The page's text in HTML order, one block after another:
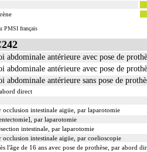
PMSI français
abdominale antérieure avec pose de
antérieure avec pose de
antérieure sans pose de
direct
occlusion intestinale aigüe, par laparotomie
par laparotomie
intestinale, par laparotomie
intestinale aigüe, par coelioscopie
l'âge de 16 ans avec pose de prothèse, par abord